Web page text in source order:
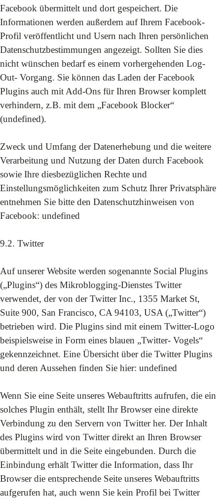
Facebook übermittelt und dort gespeichert. Die
Informationen werden außerdem auf Ihrem Facebook-
Profil veröffentlicht und Usern nach Ihren persönlichen
Datenschutzbestimmungen angezeigt. Sollten Sie dies
nicht wünschen bedarf es einem vorhergehenden Log-
Out- Vorgang. Sie können das Laden der Facebook
Plugins auch mit Add-Ons für Ihren Browser komplett
verhindern, z.B. mit dem „Facebook Blocker“
(undefined).
Zweck und Umfang der Datenerhebung und die weitere
Verarbeitung und Nutzung der Daten durch Facebook
sowie Ihre diesbezüglichen Rechte und
Einstellungsmöglichkeiten zum Schutz Ihrer Privatsphäre
entnehmen Sie bitte den Datenschutzhinweisen von
Facebook: undefined
9.2. Twitter
Auf unserer Website werden sogenannte Social Plugins
(„Plugins“) des Mikroblogging-Dienstes Twitter
verwendet, der von der Twitter Inc., 1355 Market St,
Suite 900, San Francisco, CA 94103, USA („Twitter“)
betrieben wird. Die Plugins sind mit einem Twitter-Logo
beispielsweise in Form eines blauen „Twitter- Vogels“
gekennzeichnet. Eine Übersicht über die Twitter Plugins
und deren Aussehen finden Sie hier: undefined
Wenn Sie eine Seite unseres Webauftritts aufrufen, die ein
solches Plugin enthält, stellt Ihr Browser eine direkte
Verbindung zu den Servern von Twitter her. Der Inhalt
des Plugins wird von Twitter direkt an Ihren Browser
übermittelt und in die Seite eingebunden. Durch die
Einbindung erhält Twitter die Information, dass Ihr
Browser die entsprechende Seite unseres Webauftritts
aufgerufen hat, auch wenn Sie kein Profil bei Twitter